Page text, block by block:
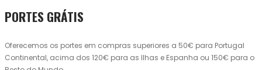
PORTES GRÁTIS
Oferecemos os portes em compras superiores a 50€ para Portugal
Continental, acima dos 120€ para as Ilhas e Espanha ou 150€ para o